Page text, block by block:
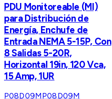
PDU Monitoreable (MI)
para Distribución de
Energía, Enchufe de
Entrada NEMA 5-15P, Con
8 Salidas 5-20R,
Horizontal 19in, 120 Vca,
15 Amp, 1UR
P08D09MP08D09M